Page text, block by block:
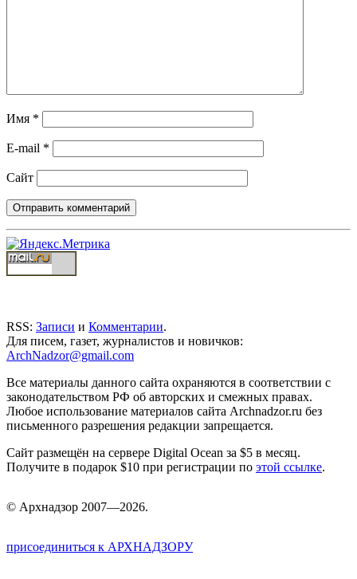
Имя *
E-mail *
Сайт
RSS: Записи и Комментарии.
Для писем, газет, журналистов и новичков:
ArchNadzor@gmail.com
Все материалы данного сайта охраняются в соответствии с
законодательством РФ об авторских и смежных правах.
Любое использование материалов сайта Archnadzor.ru без
письменного разрешения редакции запрещается.
Сайт размещён на сервере Digital Ocean за $5 в месяц.
Получите в подарок $10 при регистрации по этой ссылке.
© Архнадзор 2007—2026.
присоединиться к АРХНАДЗОРУ